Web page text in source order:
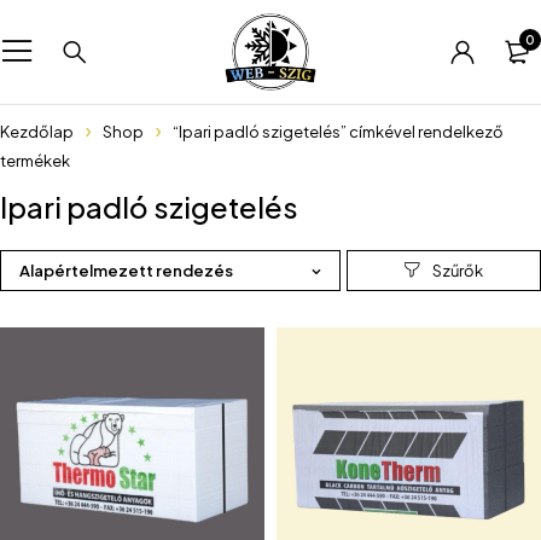
0
Kezdőlap Shop
“Ipari padló szigetelés” címkével rendelkező
termékek
Ipari padló szigetelés
Alapértelmezett rendezés